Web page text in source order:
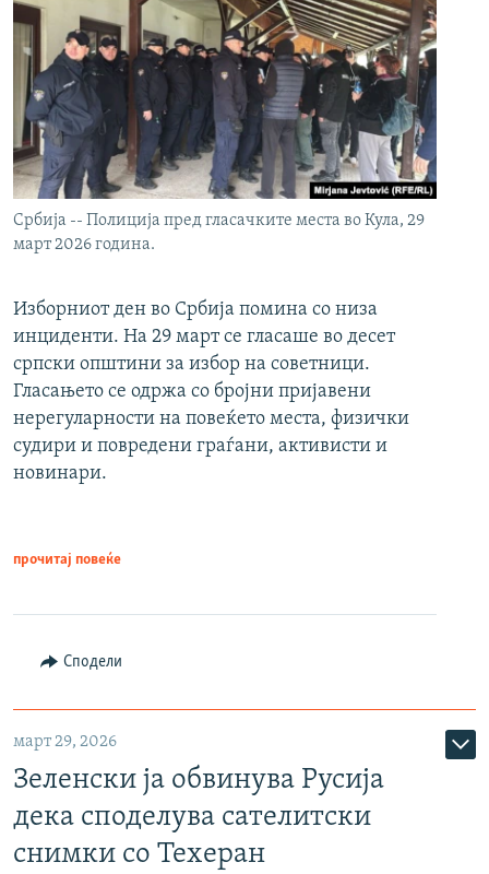
Србија -- Полиција пред гласачките места во Кула, 29
март 2026 година.
Изборниот ден во Србија помина со низа
инциденти. На 29 март се гласаше во десет
српски општини за избор на советници.
Гласањето се одржа со бројни пријавени
нерегуларности на повеќето места, физички
судири и повредени граѓани, активисти и
новинари.
прочитај повеќе
Сподели
март 29, 2026
Зеленски ја обвинува Русија
дека споделува сателитски
снимки со Техеран